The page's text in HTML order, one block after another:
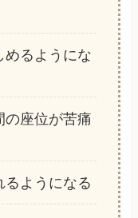
めるようにな
の座位が苦痛
るようになる